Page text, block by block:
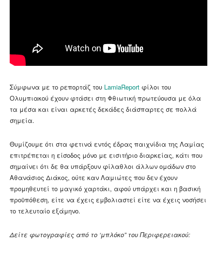
Σύμφωνα με το ρεπορτάζ του LamiaReport φίλοι του
Ολυμπιακού έχουν φτάσει στη Φθιωτική πρωτεύουσα με όλα
τα μέσα και είναι αρκετές δεκάδες διάσπαρτες σε πολλά
σημεία.
Θυμίζουμε ότι στα φετινά εντός έδρας παιχνίδια της Λαμίας
επιτρέπεται η είσοδος μόνο με εισιτήριο διαρκείας, κάτι που
σημαίνει ότι δε θα υπάρξουν φίλαθλοι άλλων ομάδων στο
Αθανάσιος Διάκος, ούτε καν Λαμιώτες που δεν έχουν
προμηθευτεί το μαγικό χαρτάκι, αφού υπάρχει και η βασική
προϋπόθεση, είτε να έχεις εμβολιαστεί είτε να έχεις νοσήσει
το τελευταίο εξάμηνο.
Δείτε φωτογραφίες από το ‘μπλόκο” του Περιφερειακού: